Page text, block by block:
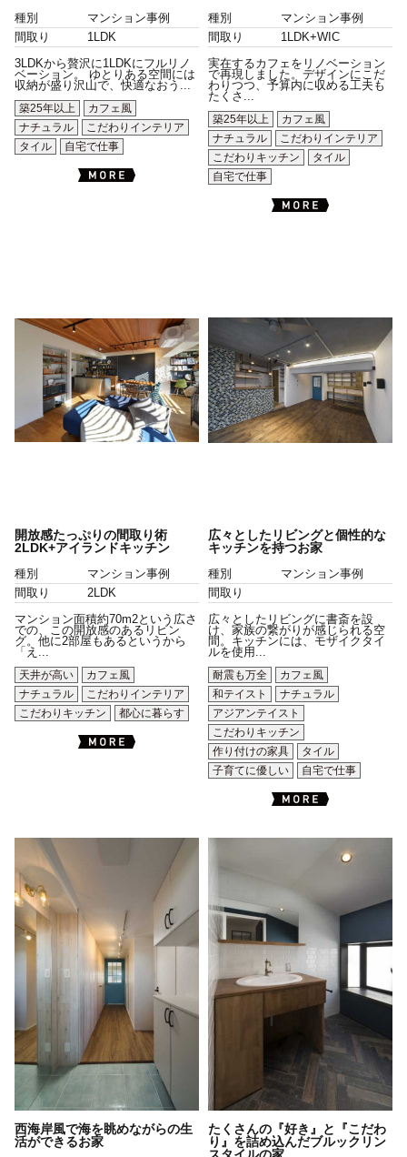
種別
マンション事例
間取り
1LDK
3LDKから贅沢に1LDKにフルリノ
ベーション。 ゆとりある空間には
収納が盛り沢山で、快適なおう...
築25年以上
カフェ風
ナチュラル
こだわりインテリア
タイル
自宅で仕事
種別
マンション事例
間取り
1LDK+WIC
実在するカフェをリノベーション
で再現しました。デザインにこだ
わりつつ、予算内に収める工夫も
たくさ...
築25年以上
カフェ風
ナチュラル
こだわりインテリア
こだわりキッチン
タイル
自宅で仕事
開放感たっぷりの間取り術
2LDK+アイランドキッチン
種別
マンション事例
間取り
2LDK
マンション面積約70m2という広さ
での、この開放感のあるリビン
グ。他に2部屋もあるというから
「え...
天井が高い
カフェ風
ナチュラル
こだわりインテリア
こだわりキッチン
都心に暮らす
広々としたリビングと個性的な
キッチンを持つお家
種別
マンション事例
間取り
広々としたリビングに書斎を設
け、家族の繋がりが感じられる空
間。キッチンには、モザイクタイ
ルを使用...
耐震も万全
カフェ風
和テイスト
ナチュラル
アジアンテイスト
こだわりキッチン
作り付けの家具
タイル
子育てに優しい
自宅で仕事
西海岸風で海を眺めながらの生
活ができるお家
たくさんの『好き』と『こだわ
り』を詰め込んだブルックリン